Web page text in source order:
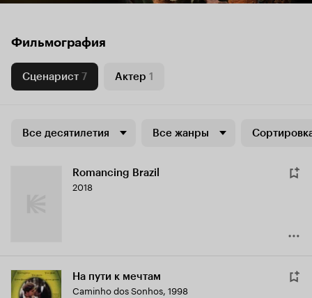
Фильмография
Сценарист 7 Актер 1
Все десятилетия Все жанры
Romancing Brazil
2018
На пути к мечтам
Caminho dos Sonhos, 1998